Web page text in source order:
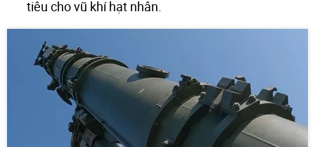
tiêu cho vũ khí hạt nhân.